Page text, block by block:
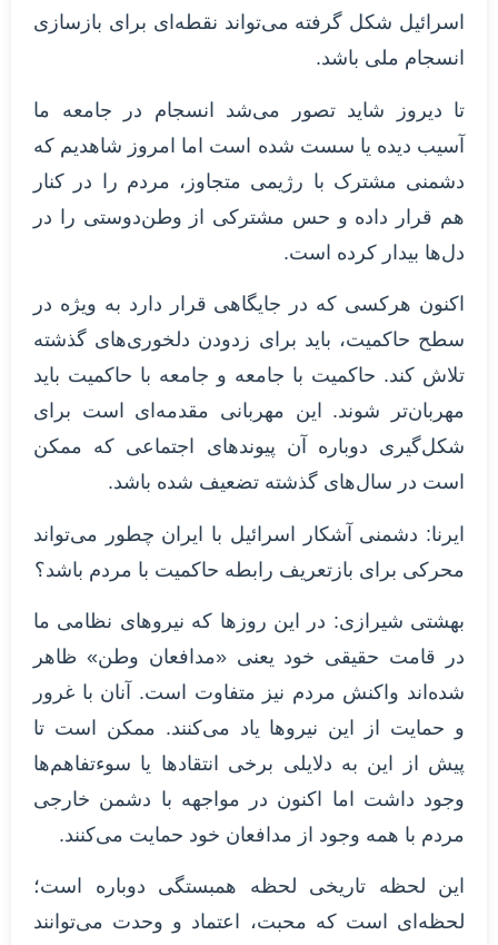
اسرائیل شکل گرفته می‌تواند نقطه‌ای برای بازسازی
انسجام ملی باشد.
تا دیروز شاید تصور می‌شد انسجام در جامعه ما
آسیب دیده یا سست شده است اما امروز شاهدیم که
دشمنی مشترک با رژیمی متجاوز، مردم را در کنار
هم قرار داده و حس مشترکی از وطن‌دوستی را در
دل‌ها بیدار کرده است.
اکنون هرکسی که در جایگاهی قرار دارد به ‌ویژه در
سطح حاکمیت، باید برای زدودن دلخوری‌های گذشته
تلاش کند. حاکمیت با جامعه و جامعه با حاکمیت باید
مهربان‌تر شوند. این مهربانی مقدمه‌ای است برای
شکل‌گیری دوباره آن پیوندهای اجتماعی که ممکن
است در سال‌های گذشته تضعیف شده باشد.
ایرنا: دشمنی آشکار اسرائیل با ایران چطور می‌تواند
محرکی برای بازتعریف رابطه حاکمیت با مردم باشد؟
بهشتی شیرازی: در این روزها که نیروهای نظامی ما
در قامت حقیقی خود یعنی «مدافعان وطن» ظاهر
شده‌اند واکنش مردم نیز متفاوت است. آنان با غرور
و حمایت از این نیروها یاد می‌کنند. ممکن است تا
پیش از این به ‌دلایلی برخی انتقادها یا سوءتفاهم‌ها
وجود داشت اما اکنون در مواجهه با دشمن خارجی
مردم با همه وجود از مدافعان خود حمایت می‌کنند.
این لحظه تاریخی لحظه همبستگی دوباره است؛
لحظه‌ای است که محبت، اعتماد و وحدت می‌توانند